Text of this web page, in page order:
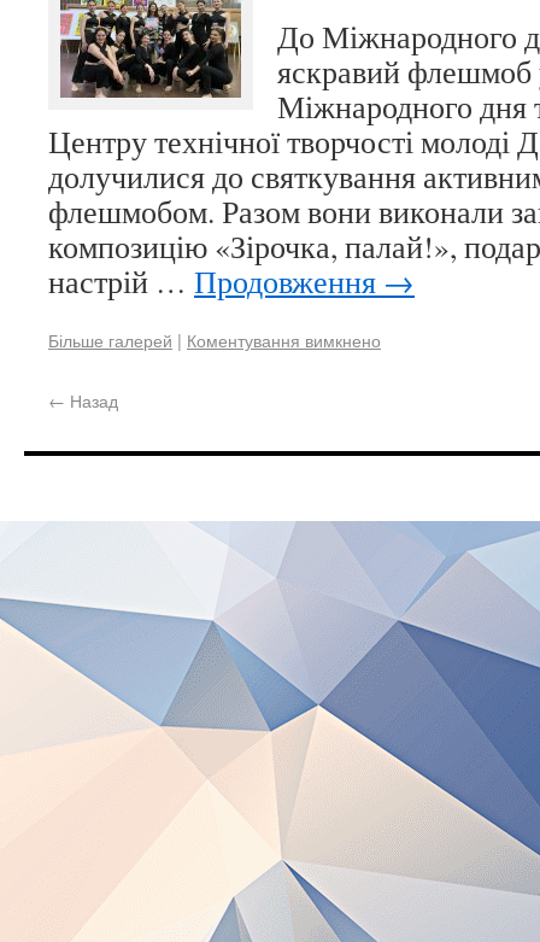
До Міжнародного
яскравий
Міжнародного дня
Центру технічної творчості молоді
долучилися до святкування
флешмобом. Разом вони виконали
композицію «Зірочка, палай!»,
настрій … Продовження →
Більше галерей | Коментування вимкнено
← Назад